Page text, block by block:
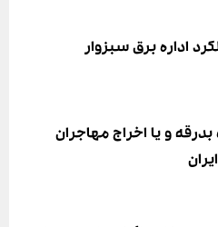
اداره برق سبزوار
و یا اخراج مهاجران